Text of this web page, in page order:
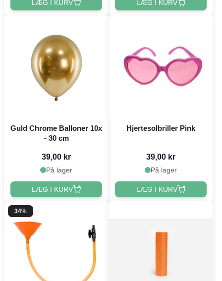
LÆG I KURV LÆG I KURV
Guld Chrome Balloner 10x
- 30 cm
39,00 kr
På lager
LÆG I KURV
Hjertesolbriller Pink
39,00 kr
På lager
LÆG I KURV
34%